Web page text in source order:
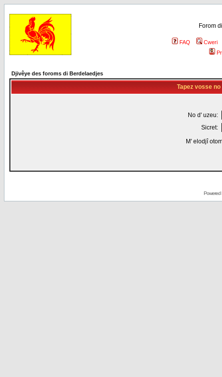
Forom
FAQ
Cweri
Djivêye des foroms di Berdelaedjes
Tapez vosse
No d' uzeu:
Sicret:
M' elodjî
Powered